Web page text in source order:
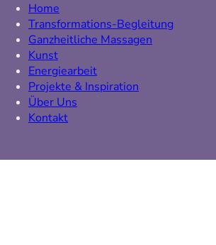
Home
Transformations-Begleitung
Ganzheitliche Massagen
Kunst
Energiearbeit
Projekte & Inspiration
Über Uns
Kontakt